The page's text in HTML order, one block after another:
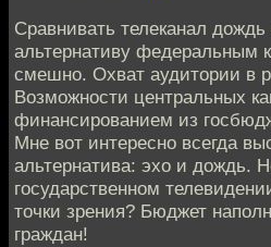
Сравнивать телеканал дождь
альтернативу федеральным
смешно. Охват аудитории в
Возможности центральных
финансированием из
Мне вот интересно всегда
альтернатива: эхо и дождь.
государственном
точки зрения? Бюджет
граждан!